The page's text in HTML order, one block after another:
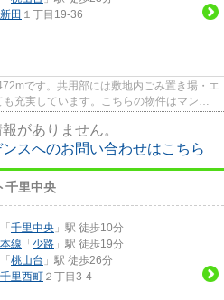
田 １丁目19-36
です。共用部には敷地内ごみ置き場・エ
充実しています。こちらの物件はマンシ
がありません。
スへのお問い合わせはこちら
千里中央
「 千里中央 」駅 徒歩10分
線 「 少路 」駅 徒歩19分
「 桃山台 」駅 徒歩26分
里西町 ２丁目3-4